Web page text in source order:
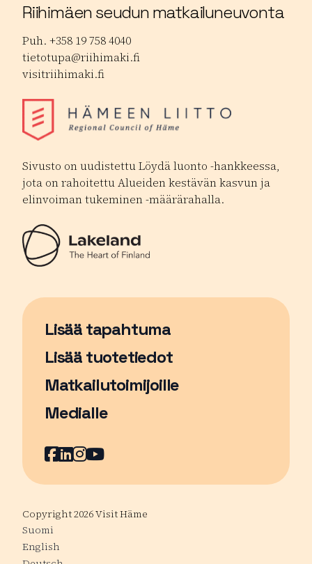
Riihimäen seudun matkailuneuvonta
Puh. +358 19 758 4040
tietotupa@riihimaki.fi
visitriihimaki.fi
Sivusto on uudistettu Löydä luonto -hankkeessa,
jota on rahoitettu Alueiden kestävän kasvun ja
elinvoiman tukeminen -määrärahalla.
Lisää tapahtuma
Sivu avautuu uudessa ikkunassa
Lisää tuotetiedot
Matkailutoimijoille
Medialle
Facebook
Sivu avautuu uudessa ikkunassa
LinkedIn
Sivu avautuu uudessa ikkunassa
Instagram
Sivu avautuu uudessa
YouTube
Sivu avautuu uudessa
Copyright 2026 Visit Häme
Suomi
English